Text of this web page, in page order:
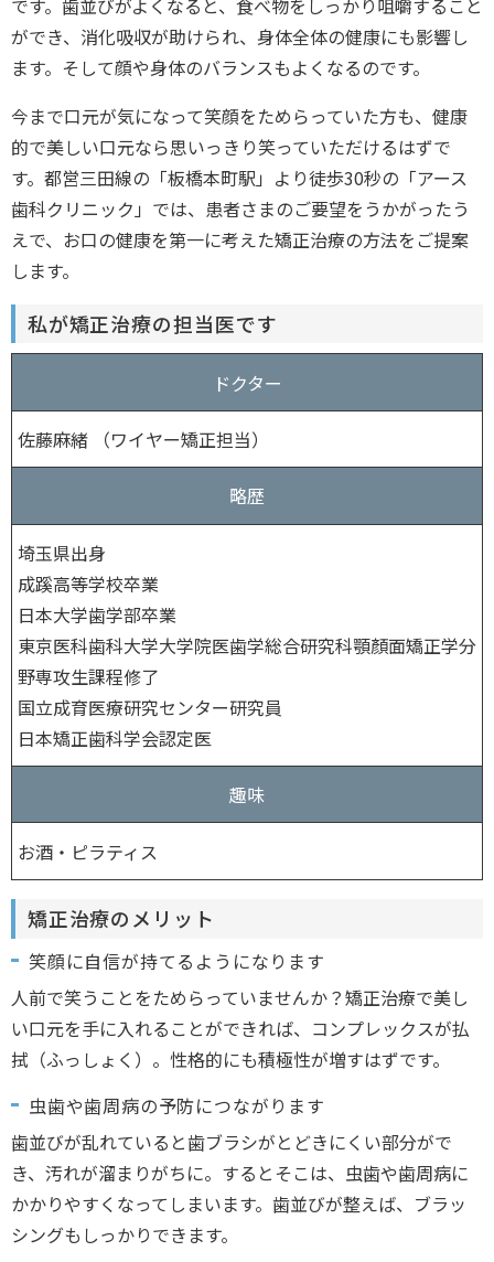
ができ、消化吸収が助けられ、身体全体の健康にも影響し
ます。そして顔や身体のバランスもよくなるのです。
今まで口元が気になって笑顔をためらっていた方も、健康
的で美しい口元なら思いっきり笑っていただけるはずで
す。都営三田線の「板橋本町駅」より徒歩30秒の「アース
歯科クリニック」では、患者さまのご要望をうかがったう
えで、お口の健康を第一に考えた矯正治療の方法をご提案
します。
私が矯正治療の担当医です
ドクター
佐藤麻緒 （ワイヤー矯正担当）
略歴
埼玉県出身
成蹊高等学校卒業
日本大学歯学部卒業
東京医科歯科大学大学院医歯学総合研究科顎顏面矯正学分
野専攻生課程修了
国立成育医療研究センター研究員
日本矯正歯科学会認定医
趣味
お酒・ピラティス
矯正治療のメリット
笑顔に自信が持てるようになります
人前で笑うことをためらっていませんか？矯正治療で美し
い口元を手に入れることができれば、コンプレックスが払
拭（ふっしょく）。性格的にも積極性が増すはずです。
虫歯や歯周病の予防につながります
歯並びが乱れていると歯ブラシがとどきにくい部分がで
き、汚れが溜まりがちに。するとそこは、虫歯や歯周病に
かかりやすくなってしまいます。歯並びが整えば、ブラッ
シングもしっかりできます。